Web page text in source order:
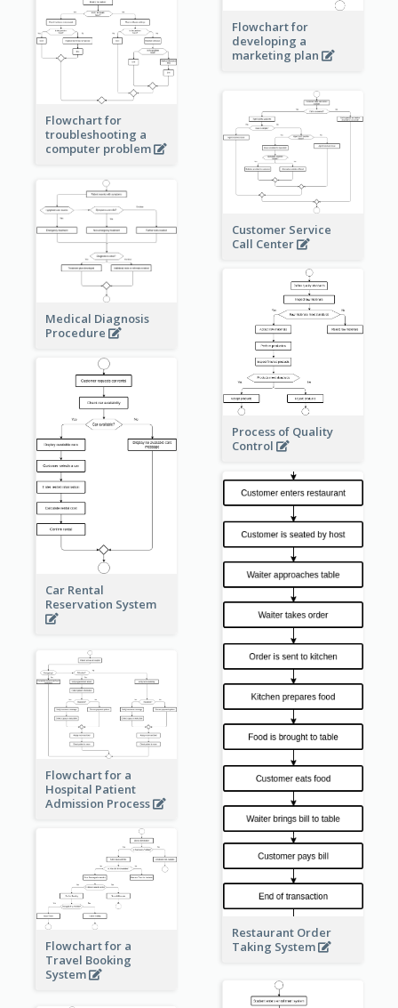
Flowchart for
developing a
marketing plan
Flowchart for
troubleshooting a
computer problem
Customer Service
Call Center
Medical Diagnosis
Procedure
Process of Quality
Control
Car Rental
Reservation System
Restaurant Order
Taking System
Flowchart for a
Hospital Patient
Admission Process
Flowchart for a
Travel Booking
System